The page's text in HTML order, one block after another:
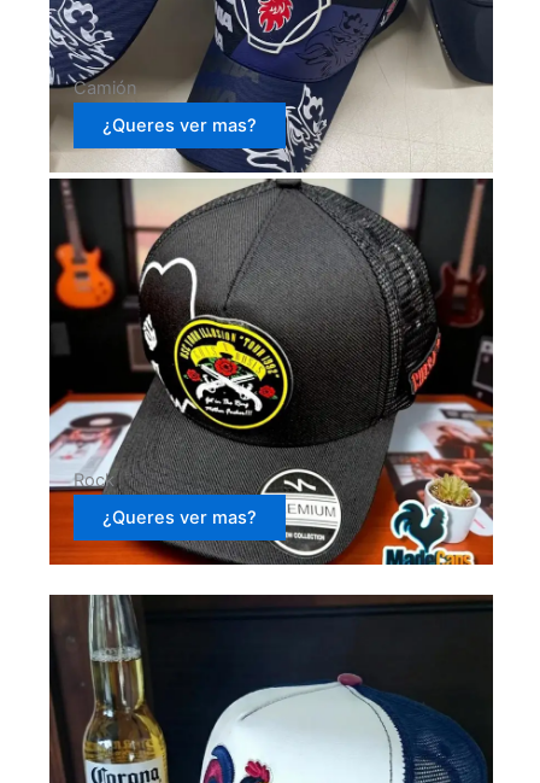
Camión
¿Queres ver mas?
Rock
¿Queres ver mas?